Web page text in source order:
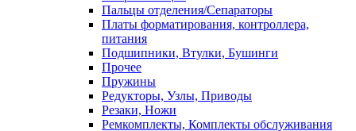
Пальцы отделения/Сепараторы
Платы форматирования, контроллера,
питания
Подшипники, Втулки, Бушинги
Прочее
Пружины
Редукторы, Узлы, Приводы
Резаки, Ножи
Ремкомплекты, Комплекты обслуживания